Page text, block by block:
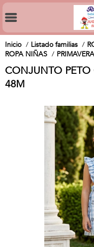
Inicio Listado familias
ROPA NIÑAS
CONJUNTO
48M